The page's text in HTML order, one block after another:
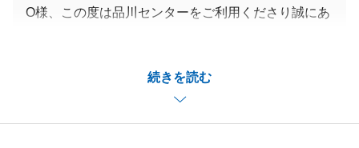
続きを読む
O様、この度は品川センターをご利用くださり誠にあ
いただいたご意見をもとに今後の業務に生かしてまい
ります。